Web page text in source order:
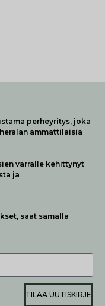
perheyritys, joka
ammattilaisia
varralle kehittynyt
ja
saat samalla
TILAA UUTISKIRJE